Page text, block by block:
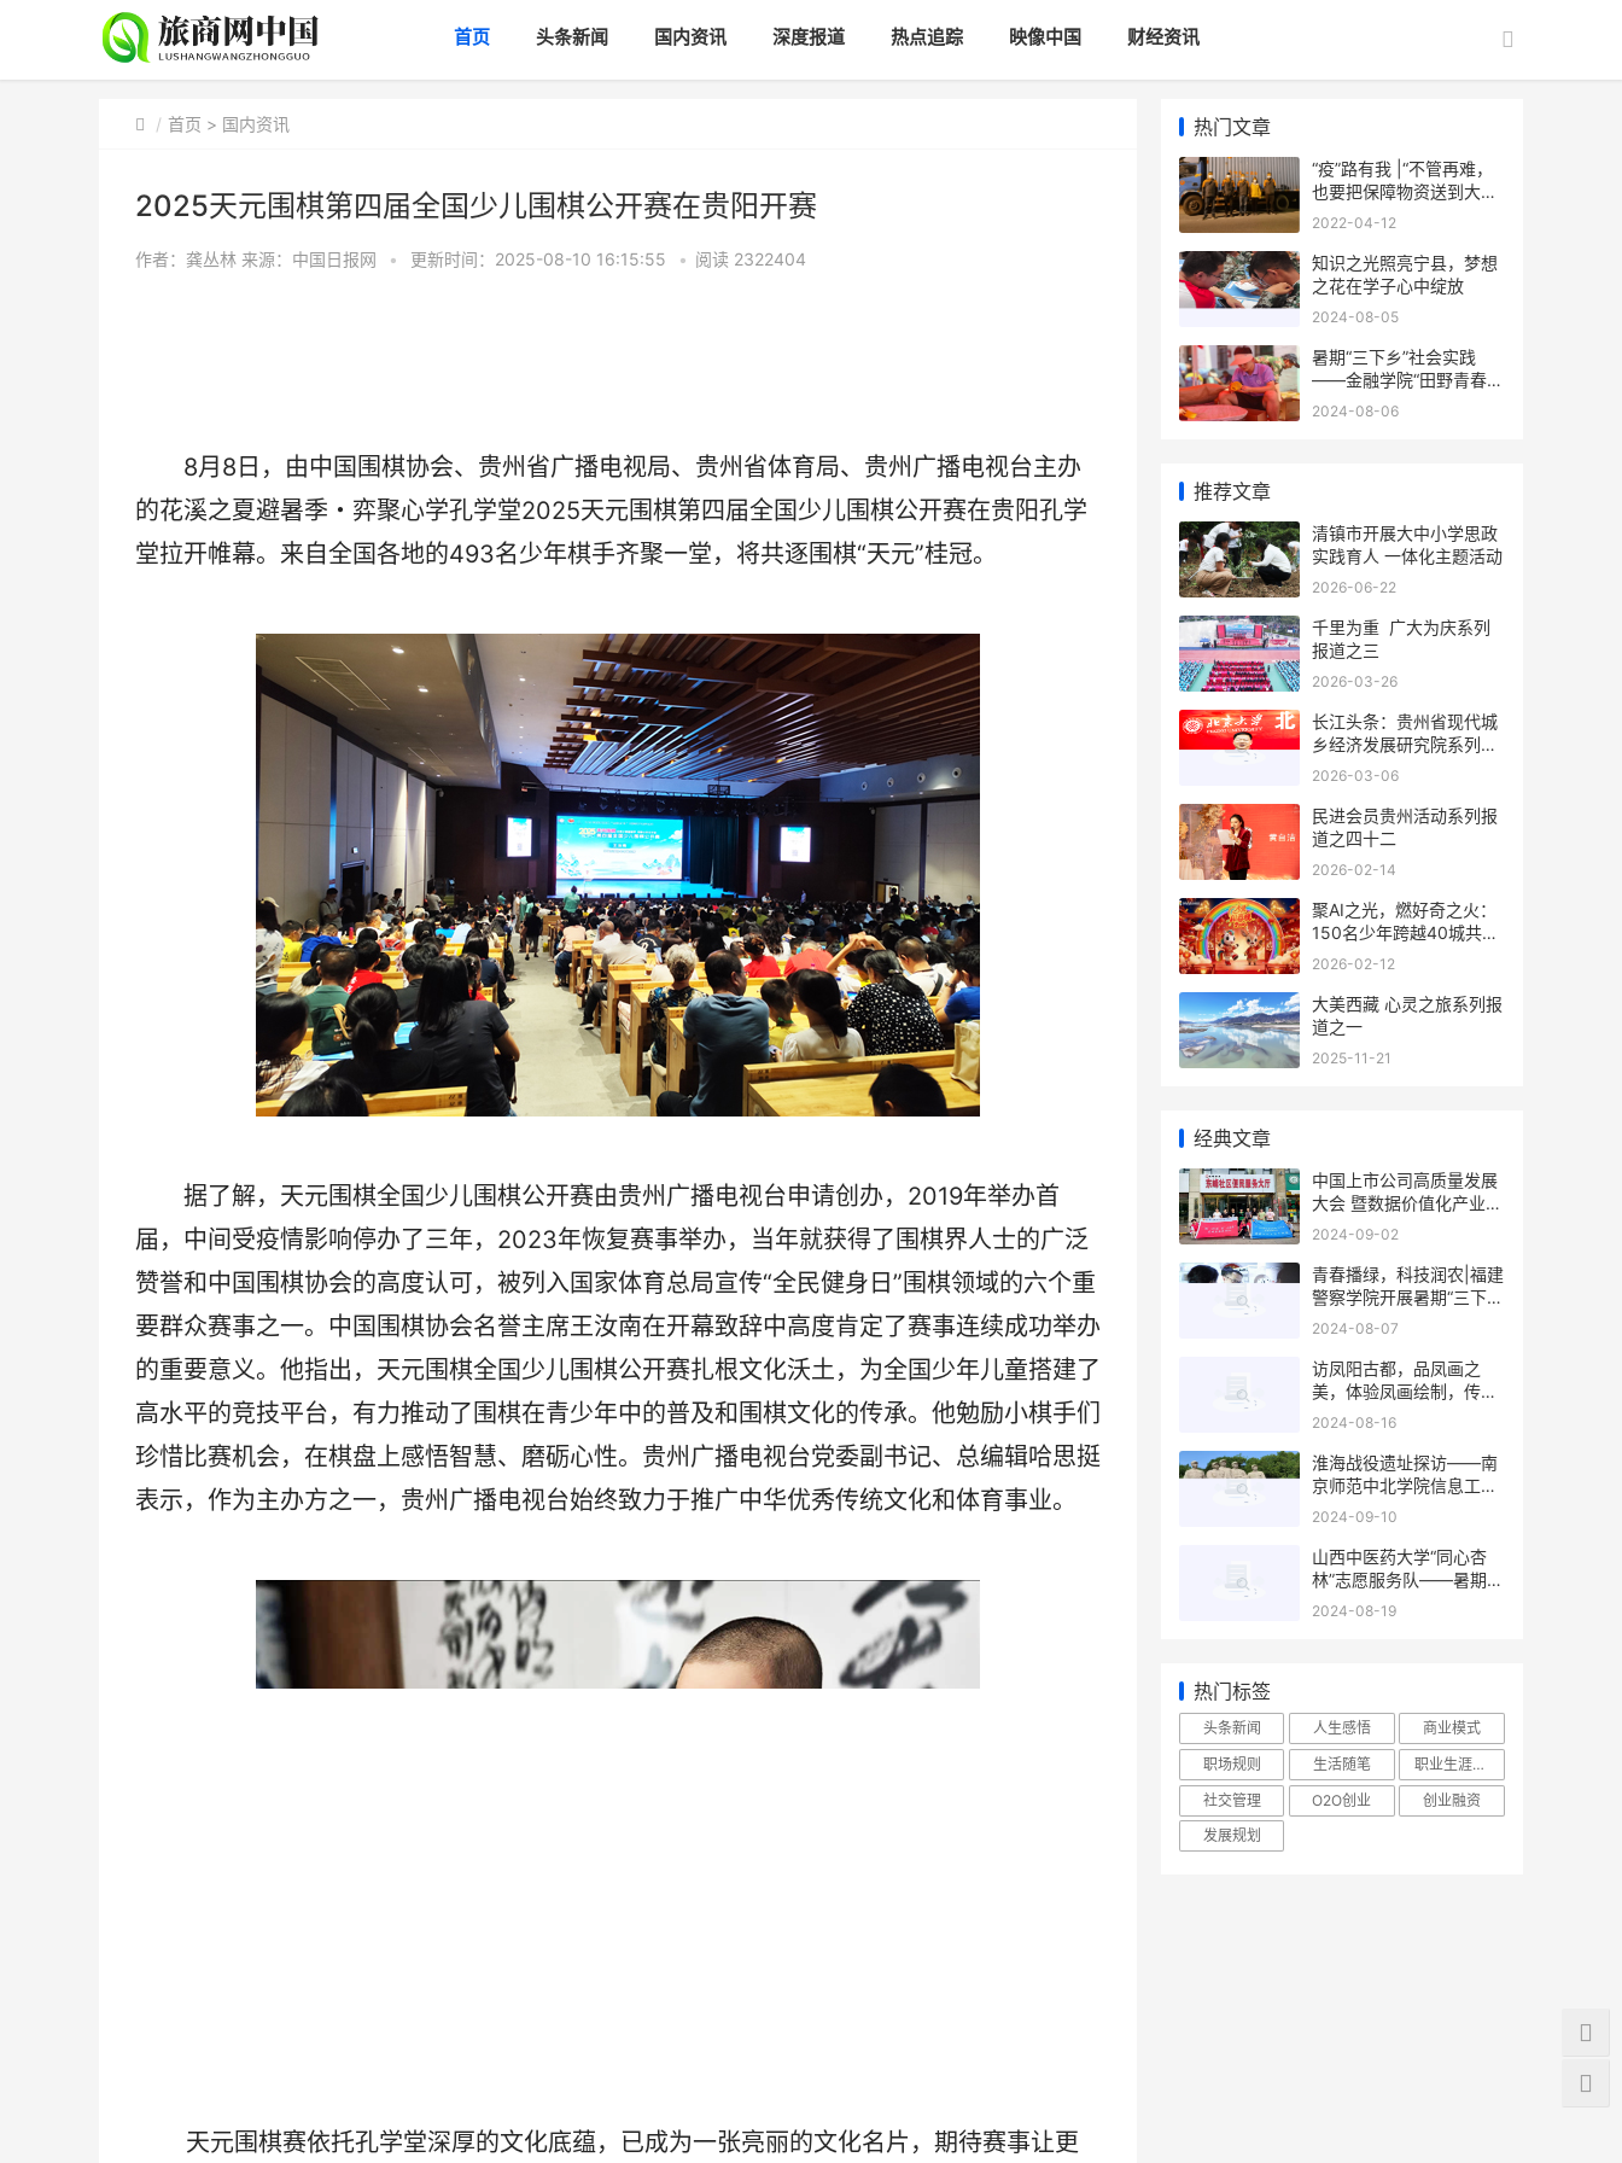
首页 头条新闻 国内资讯 深度报道 热点追踪 映像中国 财经资讯
首页 > 国内资讯
2025天元围棋第四届全国少儿围棋公开赛在贵阳开赛
作者：龚丛林 来源：中国日报网 • 更新时间：2025-08-10 16:15:55 • 阅读 2322404
8月8日，由中国围棋协会、贵州省广播电视局、贵州省体育局、贵州广播电视台主办
的花溪之夏避暑季・弈聚心学孔学堂2025天元围棋第四届全国少儿围棋公开赛在贵阳孔学
堂拉开帷幕。来自全国各地的493名少年棋手齐聚一堂，将共逐围棋“天元”桂冠。
据了解，天元围棋全国少儿围棋公开赛由贵州广播电视台申请创办，2019年举办首
届，中间受疫情影响停办了三年，2023年恢复赛事举办，当年就获得了围棋界人士的广泛
赞誉和中国围棋协会的高度认可，被列入国家体育总局宣传“全民健身日”围棋领域的六个重
要群众赛事之一。中国围棋协会名誉主席王汝南在开幕致辞中高度肯定了赛事连续成功举办
的重要意义。他指出，天元围棋全国少儿围棋公开赛扎根文化沃土，为全国少年儿童搭建了
高水平的竞技平台，有力推动了围棋在青少年中的普及和围棋文化的传承。他勉励小棋手们
珍惜比赛机会，在棋盘上感悟智慧、磨砺心性。贵州广播电视台党委副书记、总编辑哈思挺
表示，作为主办方之一，贵州广播电视台始终致力于推广中华优秀传统文化和体育事业。
天元围棋赛依托孔学堂深厚的文化底蕴，已成为一张亮丽的文化名片，期待赛事让更
热门文章
“疫”路有我 |“不管再难，
也要把保障物资送到大家
手上”
2022-04-12
知识之光照亮宁县，梦想
之花在学子心中绽放
2024-08-05
暑期“三下乡”社会实践
——金融学院“田野青春
队”赴怀远县徐圩乡梨园村
2024-08-06
推荐文章
清镇市开展大中小学思政
实践育人 一体化主题活动
2026-06-22
千里为重 广大为庆系列
报道之三
2026-03-26
长江头条：贵州省现代城
乡经济发展研究院系列报
道之一
2026-03-06
民进会员贵州活动系列报
道之四十二
2026-02-14
聚AI之光，燃好奇之火：
150名少年跨越40城共创
首届少儿AI春晚
2026-02-12
大美西藏 心灵之旅系列报
道之一
2025-11-21
经典文章
中国上市公司高质量发展
大会 暨数据价值化产业创
新论坛
2024-09-02
青春播绿，科技润农|福建
警察学院开展暑期“三下
乡”社会实践活动
2024-08-07
访凤阳古都，品凤画之
美，体验凤画绘制，传承
非遗文化
2024-08-16
淮海战役遗址探访——南
京师范中北学院信息工程
学院“追光逐影，追忆党史
2024-09-10
山西中医药大学“同心杏
林”志愿服务队——暑期赴
吕梁市三下乡
2024-08-19
热门标签
头条新闻 人生感悟
商业模式
职场规则
生活随笔
职业生涯规划
社交管理
O2O创业
创业融资
发展规划